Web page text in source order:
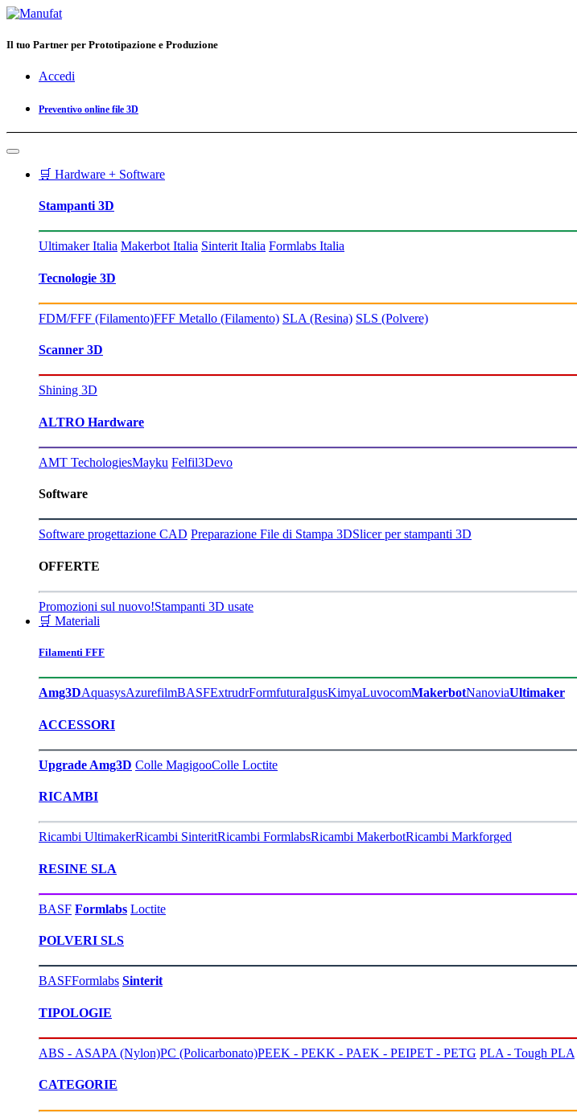
Il tuo Partner per Prototipazione e Produzione
Accedi
Preventivo online file 3D
🛒 Hardware + Software
Stampanti 3D
Ultimaker Italia Makerbot Italia Sinterit Italia Formlabs Italia
Tecnologie 3D
FDM/FFF (Filamento)FFF Metallo (Filamento) SLA (Resina) SLS (Polvere)
Scanner 3D
Shining 3D
ALTRO Hardware
AMT TechologiesMayku Felfil3Devo
Software
Software progettazione CAD Preparazione File di Stampa 3DSlicer per stampanti 3D
OFFERTE
Promozioni sul nuovo!Stampanti 3D usate
🛒 Materiali
Filamenti FFF
Amg3DAquasysAzurefilmBASFExtrudrFormfuturaIgusKimyaLuvocomMakerbotNanoviaUltimaker​
ACCESSORI
Upgrade Amg3D Colle MagigooColle Loctite
RICAMBI
Ricambi UltimakerRicambi SinteritRicambi FormlabsRicambi MakerbotRicambi Markforged
RESINE SLA
BASF Formlabs Loctite
POLVERI SLS
BASFFormlabs Sinterit
TIPOLOGIE
ABS - ASAPA (Nylon)PC (Policarbonato)PEEK - PEKK - PAEK - PEIPET - PETG PLA - Tough PLA
CATEGORIE